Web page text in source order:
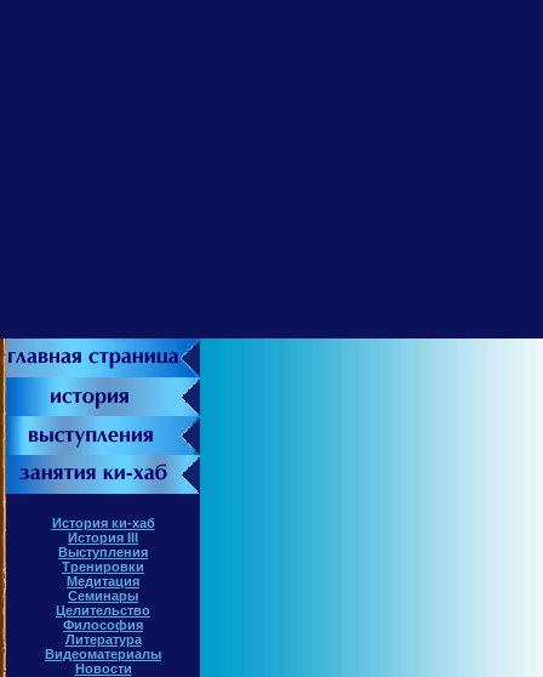
История ки-хаб
История III
Выступления
Тренировки
Медитация
Семинары
Целительство
Философия
Литература
Видеоматериалы
Новости